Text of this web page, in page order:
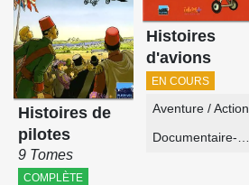
Histoires de
pilotes
9 Tomes
COMPLÈTE
Histoires
d'avions
EN COURS
Aventure / Action
Documentaire-Encyclopédie